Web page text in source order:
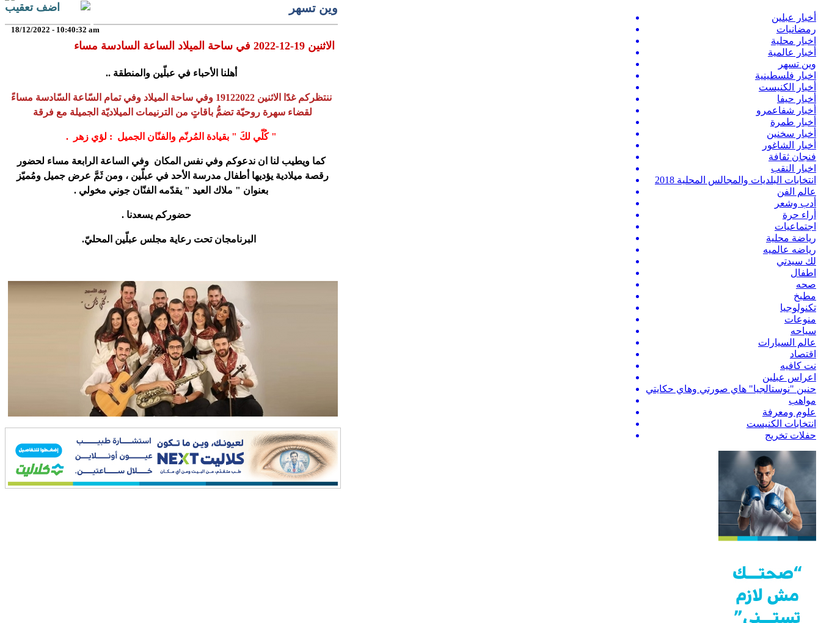
أخبار عبلين
رمضانيات
اخبار محلية
أخبار عالمية
وين تسهر
اخبار فلسطينية
أخبار الكنيست
أخبار حيفا
أخبار شفاعمرو
أخبار طمرة
أخبار سخنين
أخبار الشاغور
فنجان ثقافة
اخبار النقب
انتخابات البلديات والمجالس المحلية 2018
عالم الفن
أدب وشعر
أراء حرة
اجتماعيات
رياضة محلية
رياضه عالميه
لك سيدتي
اطفال
صحه
مطبخ
تكنولوجيا
منوعات
سياحه
عالم السيارات
اقتصاد
نت كافيه
اعراس عبلين
حنين "نوستالجيا" هاي صورتي وهاي حكايتي
مواهب
علوم ومعرفة
انتخابات الكنيست
حفلات تخريج
وين تسهر اضف تعقيب
18/12/2022 - 10:40:32 am
الاثنين 19-12-2022 في ساحة الميلاد الساعة السادسة مساء
أهلنا الأحباء في عبلّين والمنطقة ..
ننتظركم غدًا الاثنين 19122022 وفي ساحة الميلاد وفي تمام السّاعة السّادسة مساءً
لقضاء سهرة روحيّة تضمُّ باقاتٍ من الترنيمات الميلاديّة الجميلة مع فرقة
" كُلّي لكَ " بقيادة المُرنّم والفنّان الجميل : لؤي زهر .
كما ويطيب لنا ان ندعوكم وفي نفس المكان وفي الساعة الرابعة مساء لحضور
رقصة ميلادية يؤديها أطفال مدرسة الأحد في عبلّين ، ومن ثَمَّ عرض جميل ومُميّز
بعنوان " ملاك العيد " يقدّمه الفنّان جوني مخولي .
حضوركم يسعدنا .
البرنامجان تحت رعاية مجلس عبلّين المحليّ.